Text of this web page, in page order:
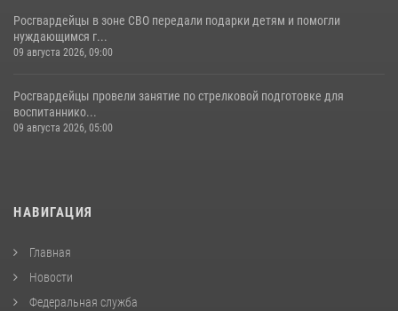
Росгвардейцы в зоне СВО передали подарки детям и помогли
нуждающимся г...
09 августа 2026, 09:00
Росгвардейцы провели занятие по стрелковой подготовке для
воспитаннико...
09 августа 2026, 05:00
НАВИГАЦИЯ
Главная
Новости
Федеральная служба